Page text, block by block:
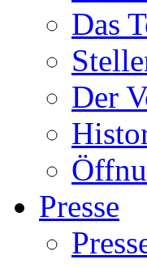
Das
Der
Presse